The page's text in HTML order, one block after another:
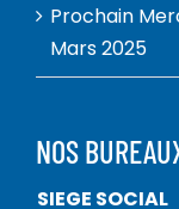
Prochain
Mars 2025
NOS
SIEGE SOCIAL